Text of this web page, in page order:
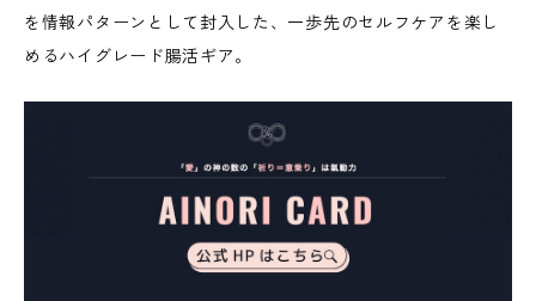
を情報パターンとして封入した、一歩先のセルフケアを楽し
めるハイグレード腸活ギア。